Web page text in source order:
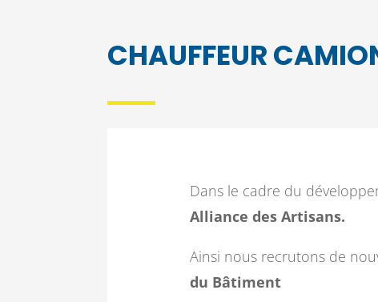
CHAUFFEUR
Dans le cadre du
Alliance des Artisans.
Ainsi nous recrutons de
du Bâtiment